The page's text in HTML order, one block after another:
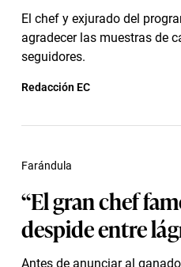
El chef y exjurado del
agradecer las muestras de
seguidores.
Redacción EC
“El gran chef
despide entre
Antes de anunciar al
Farándula